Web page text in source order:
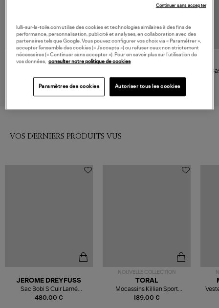
100,00 €
NEW BALANCE NEW BALANCE
VOS DERNIERS PRODUITS VUS
480,00 €
JEROME DREYFUSS
Sac Bobi S Cuir Lamé
Champagne
NOUVELLE COLLECTION
189,00 €
TORAL
Mocassins Killian Sport
Mousse
lulli-sur-la-toile.com utilise des cookies et technologies similaires à des fins de
performance, personnalisation, publicité et analyses, en collaboration avec des
partenaires tels que Google. Vous pouvez configurer vos choix via « Paramétrer »,
accepter l’ensemble des cookies (« J’accepte ») ou refuser ceux non strictement
nécessaires (« Continuer sans accepter »). Pour en savoir plus sur l’utilisation de
vos données,
consulter notre politique de cookies
Paramètres des cookies Autoriser tous les cookies
Continuer sans accepter